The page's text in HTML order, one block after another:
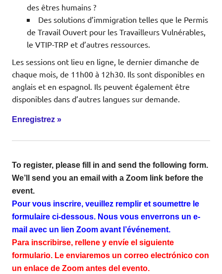
des êtres humains ?
Des solutions d’immigration telles que le Permis
de Travail Ouvert pour les Travailleurs Vulnérables,
le VTIP-TRP et d’autres ressources.
Les sessions ont lieu en ligne, le dernier dimanche de
chaque mois, de 11h00 à 12h30. Ils sont disponibles en
anglais et en espagnol. Ils peuvent également être
disponibles dans d’autres langues sur demande.
Enregistrez »
To register, please fill in and send the following form.
We’ll send you an email with a Zoom link before the
event.
Pour vous inscrire, veuillez remplir et soumettre le
formulaire ci-dessous. Nous vous enverrons un e-
mail avec un lien Zoom avant l’événement.
Para inscribirse, rellene y envíe el siguiente
formulario. Le enviaremos un correo electrónico con
un enlace de Zoom antes del evento.